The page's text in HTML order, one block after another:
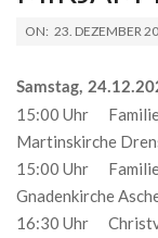
2022-
23
ON: 23. DEZEMBER
Samstag,
15:00 Uhr
Martinskirche
15:00 Uhr
Gnadenkirche
16:30 Uhr